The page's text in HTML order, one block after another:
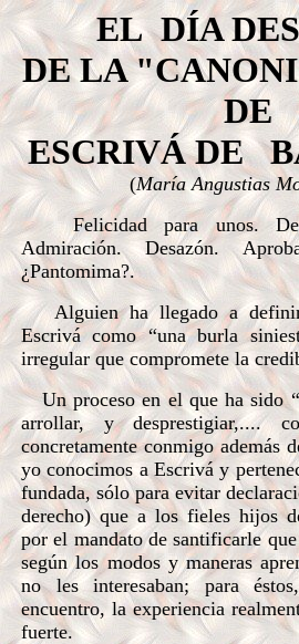
EL DÍA
DE LA
DE
ESCRIVÁ DE
(María Angustias
Felicidad para unos.
Admiración. Desazón.
¿Pantomima?.
Alguien ha llegado a definir
Escrivá como “una burla
irregular que compromete la
Un proceso en el que ha sido
arrollar, y desprestigiar,....
concretamente conmigo además
yo conocimos a Escrivá y
fundada, sólo para evitar
derecho) que a los fieles hijos
por el mandato de santificarle
según los modos y maneras
no les interesaban; para
encuentro, la experiencia
fuerte.